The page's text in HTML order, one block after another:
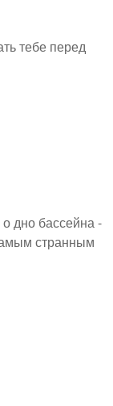
тебе перед
дно бассейна -
странным